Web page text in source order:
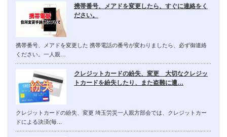
携帯番号、メアドを変更したら、すぐに連絡をく
ださい。
携帯番号、メアドを変更した 携帯電話の番号が変わりましたら、必ず御連絡
ください。一人親…
クレジットカードの紛失、変更 大切なクレジッ
トカードを紛失したり、また盗難に遭…
クレジットカードの紛失、変更 埼玉労災一人親方部会では、クレジットカー
ドによる決済(毎…